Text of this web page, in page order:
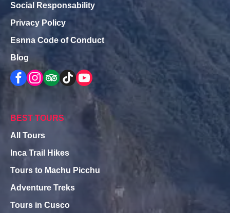
Social Responsability
Privacy Policy
Esnna Code of Conduct
Blog
BEST TOURS
All Tours
Inca Trail Hikes
Tours to Machu Picchu
Adventure Treks
Tours in Cusco